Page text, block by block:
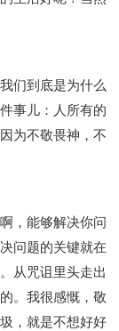
列
理念
们到底是为什么
事儿：人所有的
为不敬畏神，不
，能够解决你问
问题的关键就在
从咒诅里头走出
。我很感慨，敬
，就是不想好好